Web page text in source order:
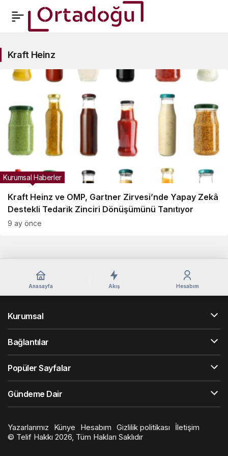
Heinz
Haberleri
Kraft Heinz
Kraft Heinz ve OMP, Gartner Zirvesi’nde Yapay Zekâ
Destekli Tedarik Zinciri Dönüşümünü Tanıtıyor
Kurumsal Haberler
9 ay önce
Anasayfa Akış Hesabım
Kurumsal
Bağlantılar
Popüler Sayfalar
Gündeme Dair
Yazarlarımız Künye Hesabım Gizlilik politikası
İletişim
© Telif Hakkı 2026, Tüm Hakları Saklıdır